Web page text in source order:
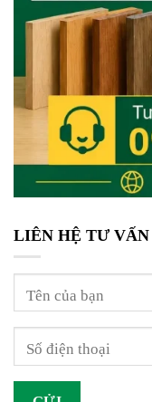
LIÊN HỆ TƯ VẤN